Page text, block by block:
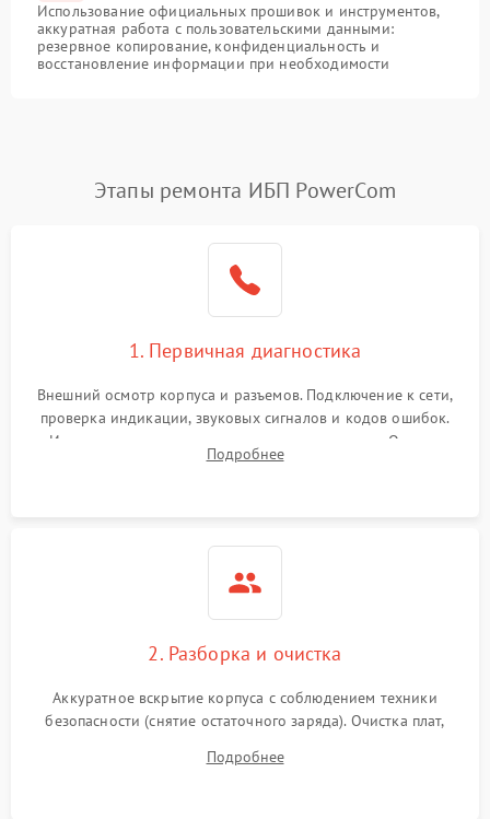
Использование официальных прошивок и инструментов,
аккуратная работа с пользовательскими данными:
резервное копирование, конфиденциальность и
восстановление информации при необходимости
Этапы ремонта ИБП PowerCom
1. Первичная диагностика
Внешний осмотр корпуса и разъемов. Подключение к сети,
проверка индикации, звуковых сигналов и кодов ошибок.
Измерение входного и выходного напряжения. Оценка
реакции ИБП на отключение основного питания без
Подробнее
2. Разборка и очистка
Аккуратное вскрытие корпуса с соблюдением техники
безопасности (снятие остаточного заряда). Очистка плат,
и кистей для предотвращения перегрева и замыканий.
Подробнее